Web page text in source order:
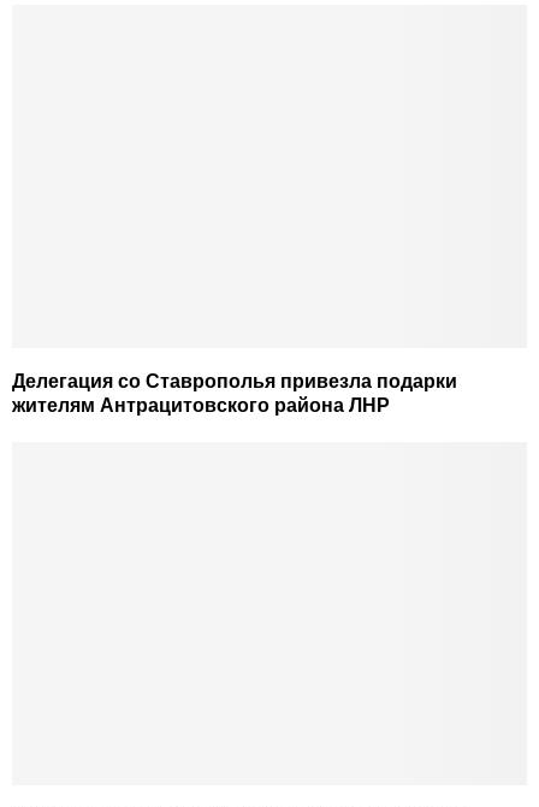
Делегация со Ставрополья привезла подарки
жителям Антрацитовского района ЛНР